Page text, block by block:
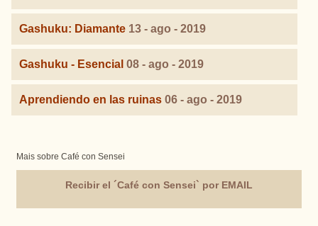
Gashuku: Diamante 13 - ago - 2019
Gashuku - Esencial 08 - ago - 2019
Aprendiendo en las ruinas 06 - ago - 2019
Mais sobre Café con Sensei
Recibir el ´Café con Sensei` por EMAIL